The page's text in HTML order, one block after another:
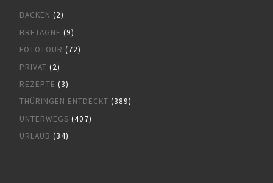
BACKEN (2)
BRETAGNE (9)
FOTOTOUR (72)
PRIVAT (2)
REZEPTE (3)
THÜRINGEN ENTDECKT (389)
UNTERWEGS (407)
URLAUB (34)